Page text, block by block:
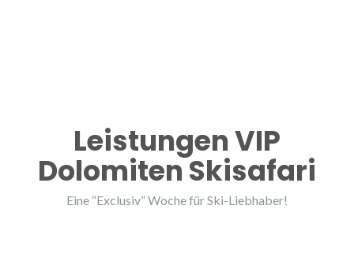
Leistungen VIP
Dolomiten Skisafari
Eine “Exclusiv” Woche für Ski-Liebhaber!